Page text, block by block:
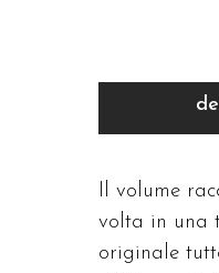
Il volume
volta in una
originale